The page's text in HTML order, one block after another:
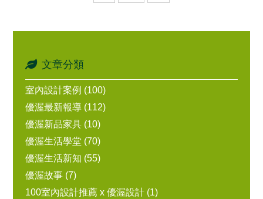
文章分類
室內設計案例 (100)
優渥最新報導 (112)
優渥新品家具 (10)
優渥生活學堂 (70)
優渥生活新知 (55)
優渥故事 (7)
100室內設計推薦 x 優渥設計 (1)